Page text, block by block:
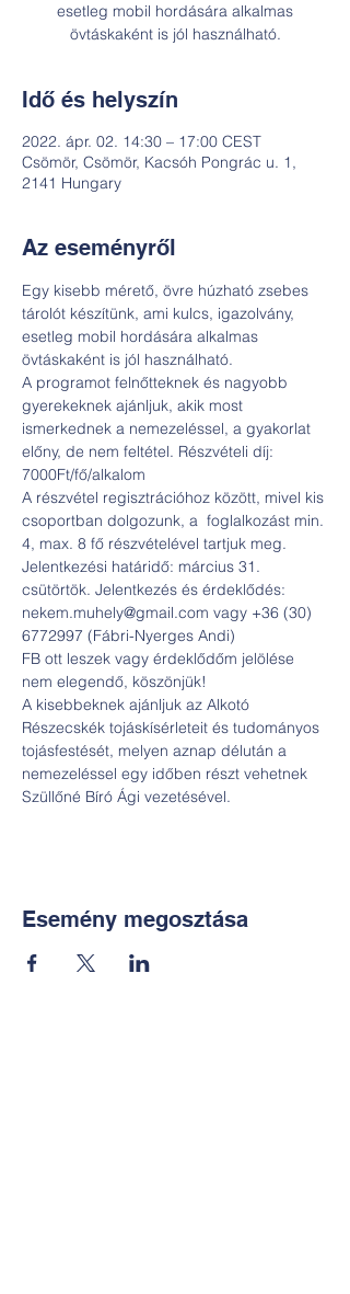
esetleg mobil hordására alkalmas
övtáskaként is jól használható.
Idő és helyszín
2022. ápr. 02. 14:30 – 17:00 CEST
Csömör, Csömör, Kacsóh Pongrác u. 1,
2141 Hungary
Az eseményről
Egy kisebb mérető, övre húzható zsebes
tárolót készítünk, ami kulcs, igazolvány,
esetleg mobil hordására alkalmas
övtáskaként is jól használható.
A programot felnőtteknek és nagyobb
gyerekeknek ajánljuk, akik most
ismerkednek a nemezeléssel, a gyakorlat
előny, de nem feltétel. Részvételi díj:
7000Ft/fő/alkalom
A részvétel regisztrációhoz között, mivel kis
csoportban dolgozunk, a  foglalkozást min.
4, max. 8 fő részvételével tartjuk meg.
Jelentkezési határidő: március 31.
csütörtök. Jelentkezés és érdeklődés:
nekem.muhely@gmail.com vagy +36 (30)
6772997 (Fábri-Nyerges Andi)
FB ott leszek vagy érdeklődőm jelölése
nem elegendő, köszönjük!
A kisebbeknek ajánljuk az Alkotó
Részecskék tojáskísérleteit és tudományos
tojásfestését, melyen aznap délután a
nemezeléssel egy időben részt vehetnek
Szüllőné Bíró Ági vezetésével.
Esemény megosztása